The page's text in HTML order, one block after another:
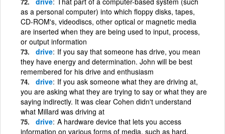
as a personal computer) into which floppy disks, tapes,
CD-ROM's, videodiscs, other optical or magnetic media
are inserted when they are being used to input, process,
or output information
drive If you say that someone has drive, you mean
they have energy and determination. John will be best
remembered for his drive and enthusiasm
drive If you ask someone what they are driving at,
you are asking what they are trying to say or what they are
saying indirectly. It was clear Cohen didn't understand
what Millard was driving at
drive A hardware device that lets you access
information on various forms of media, such as hard,